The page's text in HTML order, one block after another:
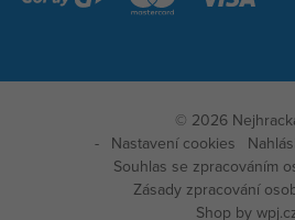
© 2026
Nastavení cookies
Souhlas se zpracováním
Zásady zpracování
Shop by